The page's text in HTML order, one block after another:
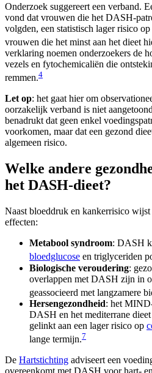
Onderzoek suggereert een verband.
vond dat vrouwen die het DASH-
volgden, een statistisch lager risico
vrouwen die het minst aan het dieet
verklaring noemen onderzoekers de
vezels en fytochemicaliën die
remmen.4
Let op: het gaat hier om
oorzakelijk verband is niet
benadrukt dat geen enkel
voorkomen, maar dat een gezond
algemeen risico.
Welke andere
het DASH-dieet?
Naast bloeddruk en kankerrisico
effecten:
Metabool syndroom: DASH
bloedglucose en triglyceriden
Biologische veroudering:
overlappen met DASH zijn in
geassocieerd met langzamere
Hersengezondheid: het
DASH en het mediterrane
gelinkt aan een lager risico op
lange termijn.7
De Hartstichting adviseert een